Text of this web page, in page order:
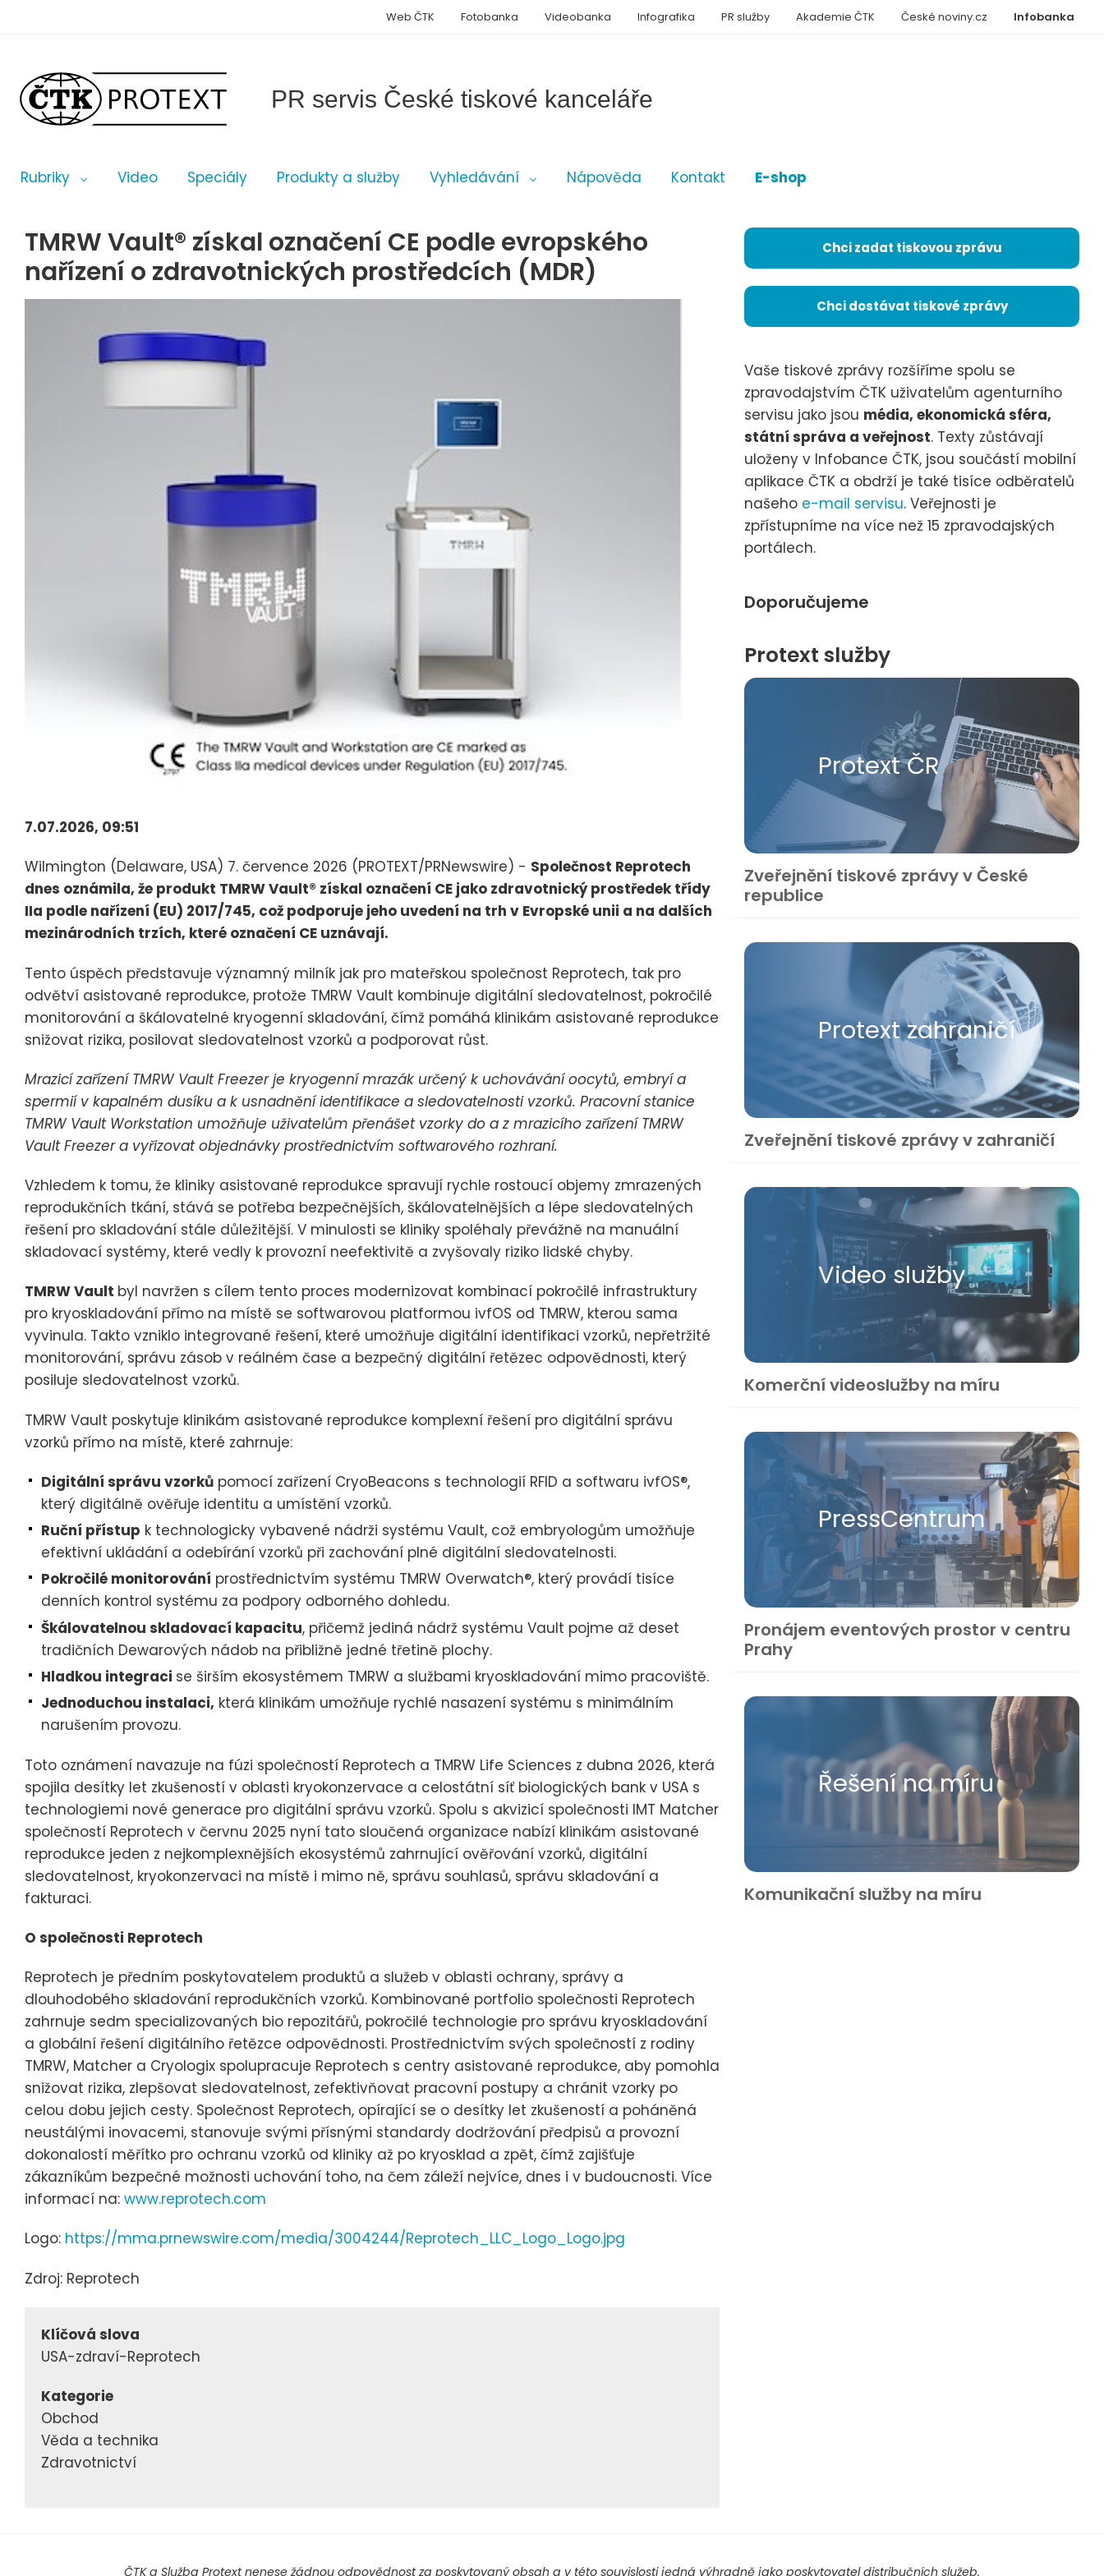
PR servis České tiskové kanceláře
Rubriky Video Speciály Produkty a služby Vyhledávání Nápověda Kontakt E-shop
Infobanka
Web ČTK Fotobanka Videobanka Infografika PR služby Akademie ČTK České noviny.cz
TMRW Vault® získal označení CE podle evropského
nařízení o zdravotnických prostředcích (MDR)
7.07.2026, 09:51
Wilmington (Delaware, USA) 7. července 2026 (PROTEXT/PRNewswire) - Společnost Reprotech
dnes oznámila, že produkt TMRW Vault® získal označení CE jako zdravotnický prostředek třídy
IIa podle nařízení (EU) 2017/745, což podporuje jeho uvedení na trh v Evropské unii a na dalších
mezinárodních trzích, které označení CE uznávají.
Tento úspěch představuje významný milník jak pro mateřskou společnost Reprotech, tak pro
odvětví asistované reprodukce, protože TMRW Vault kombinuje digitální sledovatelnost, pokročilé
monitorování a škálovatelné kryogenní skladování, čímž pomáhá klinikám asistované reprodukce
snižovat rizika, posilovat sledovatelnost vzorků a podporovat růst.
Mrazicí zařízení TMRW Vault Freezer je kryogenní mrazák určený k uchovávání oocytů, embryí a
spermií v kapalném dusíku a k usnadnění identifikace a sledovatelnosti vzorků. Pracovní stanice
TMRW Vault Workstation umožňuje uživatelům přenášet vzorky do a z mrazicího zařízení TMRW
Vault Freezer a vyřizovat objednávky prostřednictvím softwarového rozhraní.
Vzhledem k tomu, že kliniky asistované reprodukce spravují rychle rostoucí objemy zmrazených
reprodukčních tkání, stává se potřeba bezpečnějších, škálovatelnějších a lépe sledovatelných
řešení pro skladování stále důležitější. V minulosti se kliniky spoléhaly převážně na manuální
skladovací systémy, které vedly k provozní neefektivitě a zvyšovaly riziko lidské chyby.
TMRW Vault byl navržen s cílem tento proces modernizovat kombinací pokročilé infrastruktury
pro kryoskladování přímo na místě se softwarovou platformou ivfOS od TMRW, kterou sama
vyvinula. Takto vzniklo integrované řešení, které umožňuje digitální identifikaci vzorků, nepřetržité
monitorování, správu zásob v reálném čase a bezpečný digitální řetězec odpovědnosti, který
posiluje sledovatelnost vzorků.
TMRW Vault poskytuje klinikám asistované reprodukce komplexní řešení pro digitální správu
vzorků přímo na místě, které zahrnuje:
Digitální správu vzorků pomocí zařízení CryoBeacons s technologií RFID a softwaru ivfOS®,
který digitálně ověřuje identitu a umístění vzorků.
Ruční přístup k technologicky vybavené nádrži systému Vault, což embryologům umožňuje
efektivní ukládání a odebírání vzorků při zachování plné digitální sledovatelnosti.
Pokročilé monitorování prostřednictvím systému TMRW Overwatch®, který provádí tisíce
denních kontrol systému za podpory odborného dohledu.
Škálovatelnou skladovací kapacitu, přičemž jediná nádrž systému Vault pojme až deset
tradičních Dewarových nádob na přibližně jedné třetině plochy.
Hladkou integraci se širším ekosystémem TMRW a službami kryoskladování mimo pracoviště.
Jednoduchou instalaci, která klinikám umožňuje rychlé nasazení systému s minimálním
narušením provozu.
Toto oznámení navazuje na fúzi společností Reprotech a TMRW Life Sciences z dubna 2026, která
spojila desítky let zkušeností v oblasti kryokonzervace a celostátní síť biologických bank v USA s
technologiemi nové generace pro digitální správu vzorků. Spolu s akvizicí společnosti IMT Matcher
společností Reprotech v červnu 2025 nyní tato sloučená organizace nabízí klinikám asistované
reprodukce jeden z nejkomplexnějších ekosystémů zahrnující ověřování vzorků, digitální
sledovatelnost, kryokonzervaci na místě i mimo ně, správu souhlasů, správu skladování a
fakturaci.
O společnosti Reprotech
Reprotech je předním poskytovatelem produktů a služeb v oblasti ochrany, správy a
dlouhodobého skladování reprodukčních vzorků. Kombinované portfolio společnosti Reprotech
zahrnuje sedm specializovaných bio repozitářů, pokročilé technologie pro správu kryoskladování
a globální řešení digitálního řetězce odpovědnosti. Prostřednictvím svých společností z rodiny
TMRW, Matcher a Cryologix spolupracuje Reprotech s centry asistované reprodukce, aby pomohla
snižovat rizika, zlepšovat sledovatelnost, zefektivňovat pracovní postupy a chránit vzorky po
celou dobu jejich cesty. Společnost Reprotech, opírající se o desítky let zkušeností a poháněná
neustálými inovacemi, stanovuje svými přísnými standardy dodržování předpisů a provozní
dokonalostí měřítko pro ochranu vzorků od kliniky až po kryosklad a zpět, čímž zajišťuje
zákazníkům bezpečné možnosti uchování toho, na čem záleží nejvíce, dnes i v budoucnosti. Více
informací na: www.reprotech.com
Logo: https://mma.prnewswire.com/media/3004244/Reprotech_LLC_Logo_Logo.jpg
Zdroj: Reprotech
Klíčová slova
USA-zdraví-Reprotech
Kategorie
Obchod
Věda a technika
Zdravotnictví
Chci zadat tiskovou zprávu
Chci dostávat tiskové zprávy
Vaše tiskové zprávy rozšíříme spolu se
zpravodajstvím ČTK uživatelům agenturního
servisu jako jsou média, ekonomická sféra,
státní správa a veřejnost. Texty zůstávají
uloženy v Infobance ČTK, jsou součástí mobilní
aplikace ČTK a obdrží je také tisíce odběratelů
našeho e-mail servisu. Veřejnosti je
zpřístupníme na více než 15 zpravodajských
portálech.
Doporučujeme
Protext služby
Protext ČR
Zveřejnění tiskové zprávy v České
republice
Protext zahraničí
Zveřejnění tiskové zprávy v zahraničí
Video služby
Komerční videoslužby na míru
Press​Centrum
Pronájem eventových prostor v centru
Prahy
Řešení na míru
Komunikační služby na míru
ČTK a Služba Protext nenese žádnou odpovědnost za poskytovaný obsah a v této souvislosti jedná výhradně jako poskytovatel distribučních služeb.